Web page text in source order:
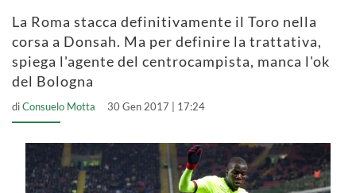
La Roma stacca definitivamente il Toro nella
corsa a Donsah. Ma per definire la trattativa,
spiega l'agente del centrocampista, manca l'ok
del Bologna
diConsuelo Motta 30 Gen 2017 | 17:24